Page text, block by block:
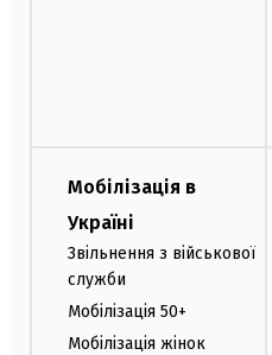
Мобілізація в
Україні
Звільнення з військової
служби
Мобілізація 50+
Мобілізація жінок